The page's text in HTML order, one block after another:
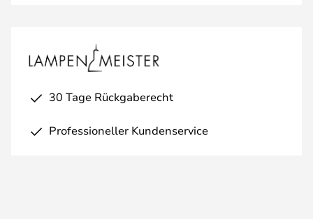
30 Tage Rückgaberecht
Professioneller Kundenservice